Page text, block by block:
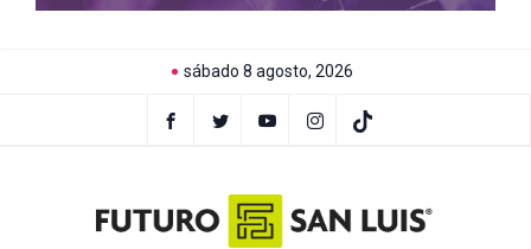
sábado 8 agosto, 2026